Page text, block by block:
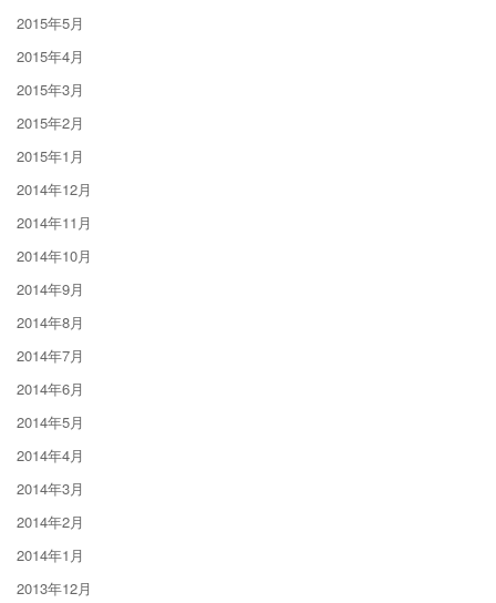
2015年5月
2015年4月
2015年3月
2015年2月
2015年1月
2014年12月
2014年11月
2014年10月
2014年9月
2014年8月
2014年7月
2014年6月
2014年5月
2014年4月
2014年3月
2014年2月
2014年1月
2013年12月